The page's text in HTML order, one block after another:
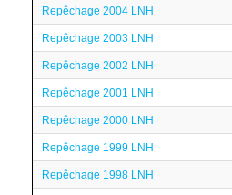
Repêchage 2004 LNH
Repêchage 2003 LNH
Repêchage 2002 LNH
Repêchage 2001 LNH
Repêchage 2000 LNH
Repêchage 1999 LNH
Repêchage 1998 LNH